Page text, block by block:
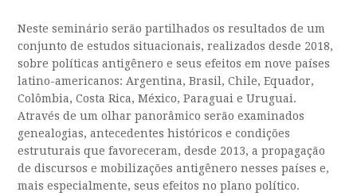
Neste seminário serão partilhados os resultados de um
conjunto de estudos situacionais, realizados desde 2018,
sobre políticas antigênero e seus efeitos em nove países
latino-americanos: Argentina, Brasil, Chile, Equador,
Colômbia, Costa Rica, México, Paraguai e Uruguai.
Através de um olhar panorâmico serão examinados
genealogias, antecedentes históricos e condições
estruturais que favoreceram, desde 2013, a propagação
de discursos e mobilizações antigênero nesses países e,
mais especialmente, seus efeitos no plano político.